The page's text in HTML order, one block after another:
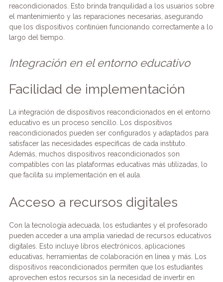
reacondicionados. Esto brinda tranquilidad a los usuarios sobre
el mantenimiento y las reparaciones necesarias, asegurando
que los dispositivos continúen funcionando correctamente a lo
largo del tiempo.
Integración en el entorno educativo
Facilidad de implementación
La integración de dispositivos reacondicionados en el entorno
educativo es un proceso sencillo. Los dispositivos
reacondicionados pueden ser configurados y adaptados para
satisfacer las necesidades específicas de cada instituto.
Además, muchos dispositivos reacondicionados son
compatibles con las plataformas educativas más utilizadas, lo
que facilita su implementación en el aula.
Acceso a recursos digitales
Con la tecnología adecuada, los estudiantes y el profesorado
pueden acceder a una amplia variedad de recursos educativos
digitales. Esto incluye libros electrónicos, aplicaciones
educativas, herramientas de colaboración en línea y más. Los
dispositivos reacondicionados permiten que los estudiantes
aprovechen estos recursos sin la necesidad de invertir en